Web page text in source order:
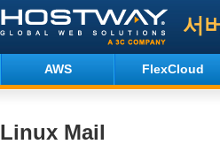
서
AWS FlexCloud
Linux Mail